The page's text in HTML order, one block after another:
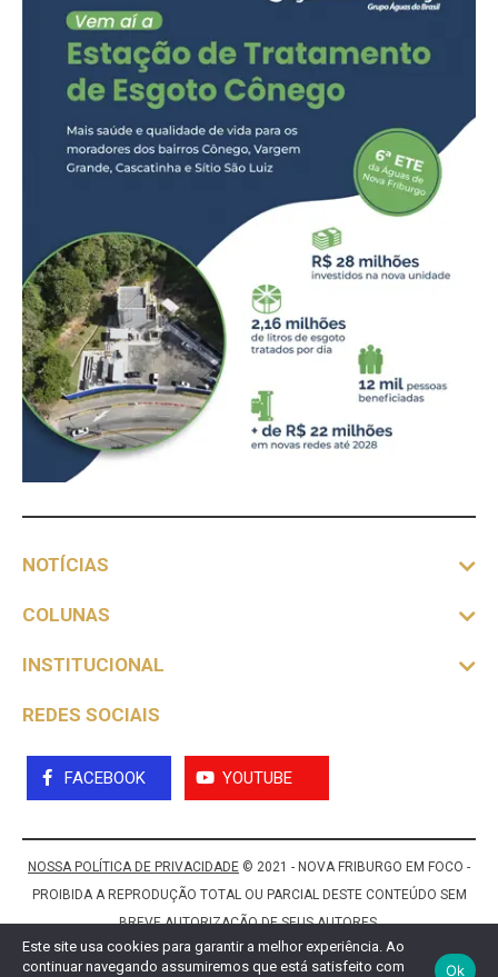
NOTÍCIAS
COLUNAS
INSTITUCIONAL
REDES SOCIAIS
FACEBOOK YOUTUBE
NOSSA POLÍTICA DE PRIVACIDADE © 2021 - NOVA FRIBURGO EM FOCO -
PROIBIDA A REPRODUÇÃO TOTAL OU PARCIAL DESTE CONTEÚDO SEM
BREVE AUTORIZAÇÃO DE SEUS AUTORES.
Este site usa cookies para garantir a melhor experiência. Ao
continuar navegando assumiremos que está satisfeito com
Ok